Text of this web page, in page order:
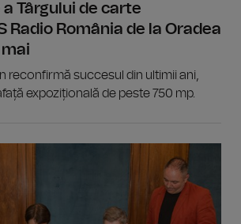
Târgului de carte
Radio România de la Oradea
mai
reconfirmă succesul din ultimii ani,
expozițională de peste 750 mp.